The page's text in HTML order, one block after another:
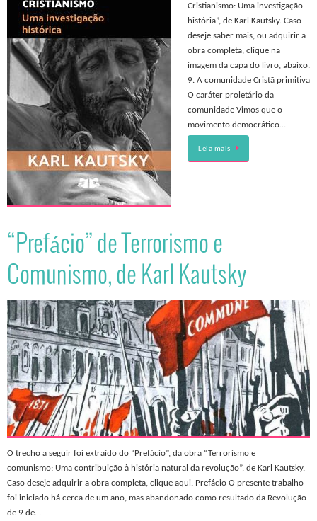
Cristianismo: Uma investigação
história”, de Karl Kautsky. Caso
deseje saber mais, ou adquirir a
obra completa, clique na
imagem da capa do livro, abaixo.
9. A comunidade Cristã primitiva
O caráter proletário da
comunidade Vimos que o
movimento democrático…
Leia mais
“Prefácio” de Terrorismo e
Comunismo, de Karl Kautsky
O trecho a seguir foi extraído do “Prefácio”, da obra “Terrorismo e
comunismo: Uma contribuição à história natural da revolução”, de Karl Kautsky.
Caso deseje adquirir a obra completa, clique aqui. Prefácio O presente trabalho
foi iniciado há cerca de um ano, mas abandonado como resultado da Revolução
de 9 de…